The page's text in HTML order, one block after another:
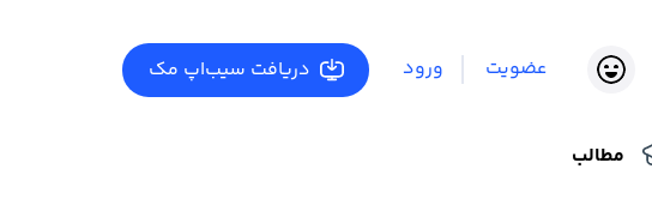
عضویت ورود دریافت سیب‌اپ مک
مطالب